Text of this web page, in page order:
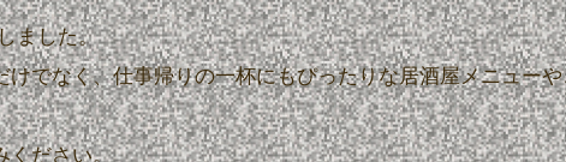
ました。
でなく、仕事帰りの一杯にもぴったりな居酒屋メニュー
ください。